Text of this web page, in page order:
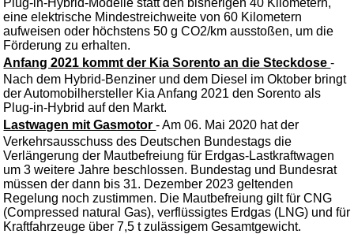
eine elektrische Mindestreichweite von 60 Kilometern
aufweisen oder höchstens 50 g CO2/km ausstoßen, um die
Förderung zu erhalten.
Anfang 2021 kommt der Kia Sorento an die Steckdose-
Nach dem Hybrid-Benziner und dem Diesel im Oktober bringt
der Automobilhersteller Kia Anfang 2021 den Sorento als
Plug-in-Hybrid auf den Markt.
Lastwagen mit Gasmotor- Am 06. Mai 2020 hat der
Verkehrsausschuss des Deutschen Bundestags die
Verlängerung der Mautbefreiung für Erdgas-Lastkraftwagen
um 3 weitere Jahre beschlossen. Bundestag und Bundesrat
müssen der dann bis 31. Dezember 2023 geltenden
Regelung noch zustimmen. Die Mautbefreiung gilt für CNG
(Compressed natural Gas), verflüssigtes Erdgas (LNG) und für
Kraftfahrzeuge über 7,5 t zulässigem Gesamtgewicht.